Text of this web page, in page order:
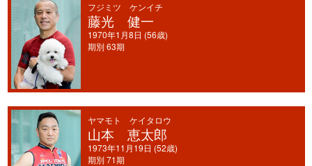
フジミツ ケンイチ
藤光 健一
1970年1月8日 (56歳)
期別 63期
ヤマモト ケイタロウ
山本 恵太郎
1973年11月19日 (52歳)
期別 71期